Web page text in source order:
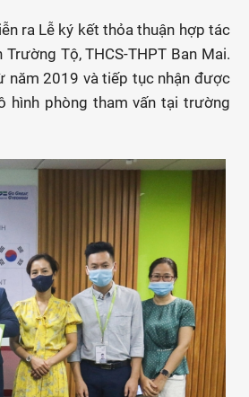
ra Lễ ký kết thỏa thuận hợp tác
Tộ, THCS-THPT Ban Mai.
năm 2019 và tiếp tục nhận được
hình phòng tham vấn tại trường